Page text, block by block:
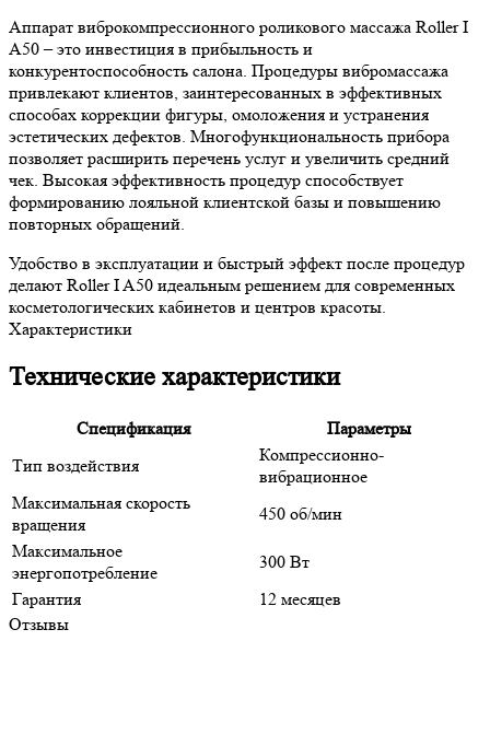
Аппарат виброкомпрессионного роликового массажа Roller I
A50 – это инвестиция в прибыльность и
конкурентоспособность салона. Процедуры вибромассажа
привлекают клиентов, заинтересованных в эффективных
способах коррекции фигуры, омоложения и устранения
эстетических дефектов. Многофункциональность прибора
позволяет расширить перечень услуг и увеличить средний
чек. Высокая эффективность процедур способствует
формированию лояльной клиентской базы и повышению
повторных обращений.
Удобство в эксплуатации и быстрый эффект после процедур
делают Roller I A50 идеальным решением для современных
косметологических кабинетов и центров красоты.
Характеристики
Технические характеристики
Спецификация
Параметры
Тип воздействия
Компрессионно-
вибрационное
Максимальная скорость
вращения
450 об/мин
Максимальное
энергопотребление
300 Вт
Гарантия
12 месяцев
Отзывы